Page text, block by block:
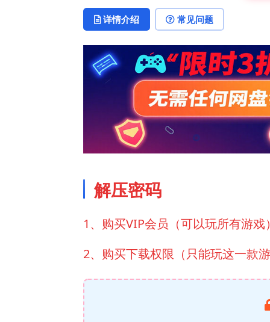
详情介绍 常见问题
解压密码
1、购买VIP会员（可以玩所有游
2、购买下载权限（只能玩这一款